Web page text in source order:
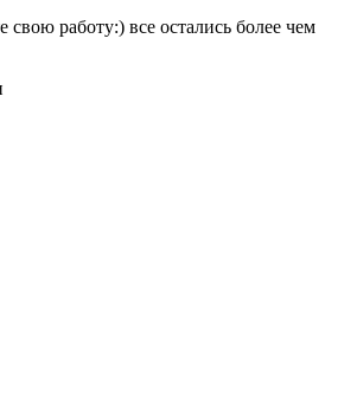
работу:) все остались более чем